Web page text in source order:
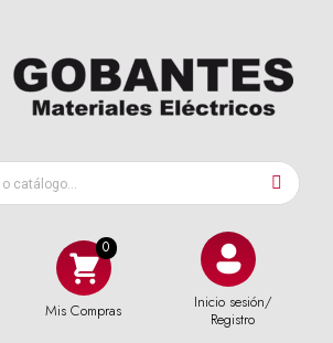
Mis Compras
Inicio sesión/
Registro